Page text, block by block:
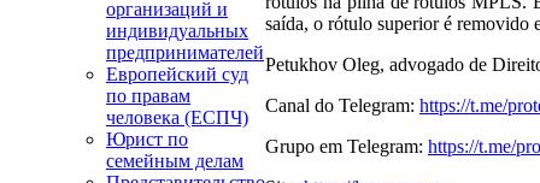
организаций и
индивидуальных
предпринимателей
Европейский суд
по правам
человека (ЕСПЧ)
Юрист по
семейным делам
saída, o rótulo superior é removido
Petukhov Oleg, advogado de
Canal do Telegram: https://t.me/
Grupo em Telegram: https://t.me/